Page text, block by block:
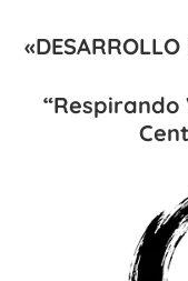
“Respirando